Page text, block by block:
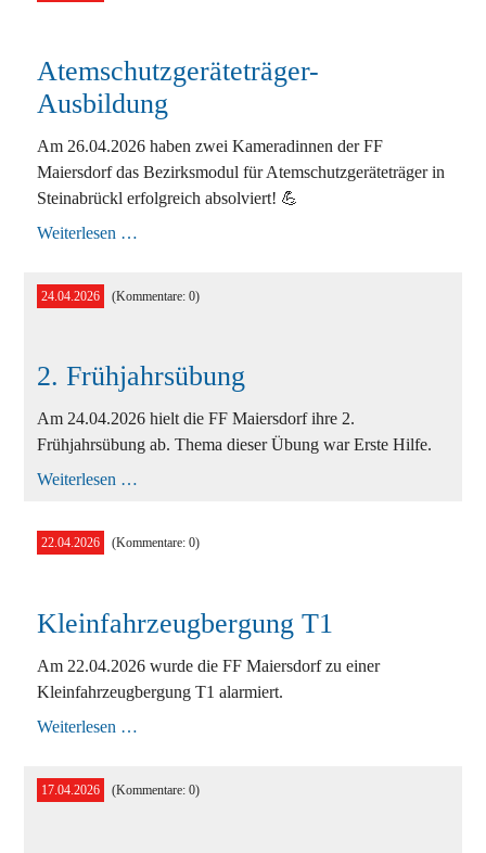
Atemschutzgeräteträger-
Ausbildung
Am 26.04.2026 haben zwei Kameradinnen der FF
Maiersdorf das Bezirksmodul für Atemschutzgeräteträger in
Steinabrückl erfolgreich absolviert! 💪
Weiterlesen …
24.04.2026 (Kommentare: 0)
2. Frühjahrsübung
Am 24.04.2026 hielt die FF Maiersdorf ihre 2.
Frühjahrsübung ab. Thema dieser Übung war Erste Hilfe.
Weiterlesen …
22.04.2026 (Kommentare: 0)
Kleinfahrzeugbergung T1
Am 22.04.2026 wurde die FF Maiersdorf zu einer
Kleinfahrzeugbergung T1 alarmiert.
Weiterlesen …
17.04.2026 (Kommentare: 0)